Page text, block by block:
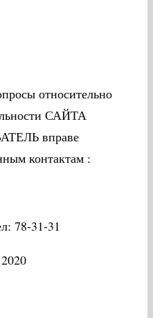
относительно
САЙТА
вправе
контактам :
78-31-31